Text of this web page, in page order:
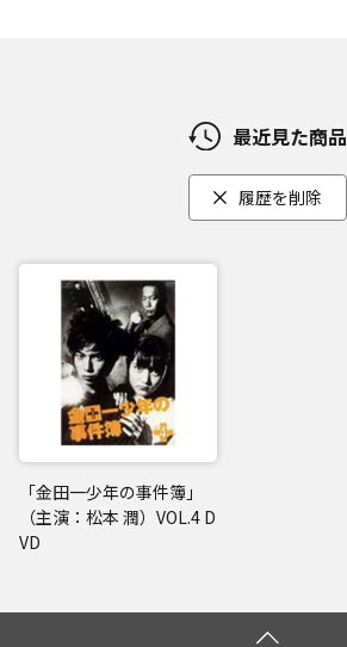
最近見た商品
履歴を削除
「金田一少年の事件簿」
（主演：松本 潤）VOL.4 D
VD